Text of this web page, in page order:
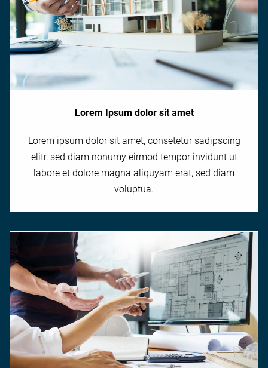
Lorem Ipsum dolor sit amet
Lorem ipsum dolor sit amet, consetetur sadipscing
elitr, sed diam nonumy eirmod tempor invidunt ut
labore et dolore magna aliquyam erat, sed diam
voluptua.